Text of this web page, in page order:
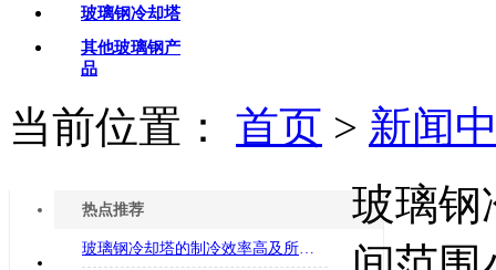
玻璃钢冷却塔
其他玻璃钢产
品
当前位置： 首页 > 新闻
热点推荐
玻璃钢冷却塔的制冷效率高及所占空间范围小
玻璃钢